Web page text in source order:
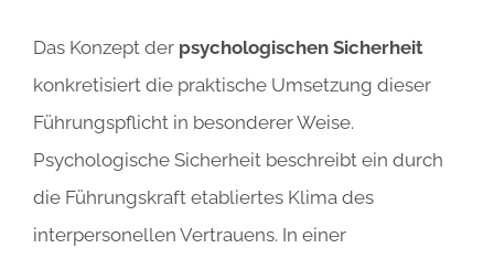
Das Konzept der psychologischen Sicherheit
konkretisiert die praktische Umsetzung dieser
Führungspflicht in besonderer Weise.
Psychologische Sicherheit beschreibt ein durch
die Führungskraft etabliertes Klima des
interpersonellen Vertrauens. In einer